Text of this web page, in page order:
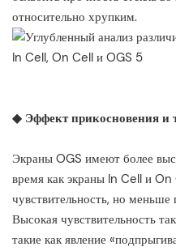
относительно хрупким.
◆ Эффект прикосновения и
Экраны OGS имеют более
время как экраны In Cell и
чувствительность, но
Высокая чувствительность
такие как явление